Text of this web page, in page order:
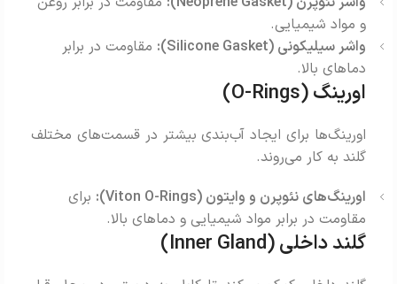
و مواد شیمیایی.
واشر سیلیکونی (Silicone Gasket):
مقاومت در برابر
دماهای بالا.
اورینگ (O-Rings)
اورینگ‌ها برای ایجاد آب‌بندی بیشتر در قسمت‌های مختلف
گلند به کار می‌روند.
اورینگ‌های نئوپرن و وایتون (Viton O-Rings):
برای
مقاومت در برابر مواد شیمیایی و دماهای بالا.
گلند داخلی (Inner Gland)